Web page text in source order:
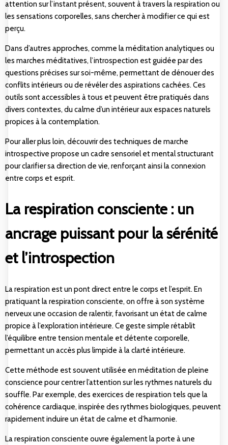
attention sur l’instant présent, souvent à travers la respiration ou
les sensations corporelles, sans chercher à modifier ce qui est
perçu.
Dans d’autres approches, comme la méditation analytiques ou
les marches méditatives, l’introspection est guidée par des
questions précises sur soi-même, permettant de dénouer des
conflits intérieurs ou de révéler des aspirations cachées. Ces
outils sont accessibles à tous et peuvent être pratiqués dans
divers contextes, du calme d’un intérieur aux espaces naturels
propices à la contemplation.
Pour aller plus loin, découvrir des techniques de marche
introspective propose un cadre sensoriel et mental structurant
pour clarifier sa direction de vie, renforçant ainsi la connexion
entre corps et esprit.
La respiration consciente : un
ancrage puissant pour la sérénité
et l’introspection
La respiration est un pont direct entre le corps et l’esprit. En
pratiquant la respiration consciente, on offre à son système
nerveux une occasion de ralentir, favorisant un état de calme
propice à l’exploration intérieure. Ce geste simple rétablit
l’équilibre entre tension mentale et détente corporelle,
permettant un accès plus limpide à la clarté intérieure.
Cette méthode est souvent utilisée en méditation de pleine
conscience pour centrer l’attention sur les rythmes naturels du
souffle. Par exemple, des exercices de respiration tels que la
cohérence cardiaque, inspirée des rythmes biologiques, peuvent
rapidement induire un état de calme et d’harmonie.
La respiration consciente ouvre également la porte à une